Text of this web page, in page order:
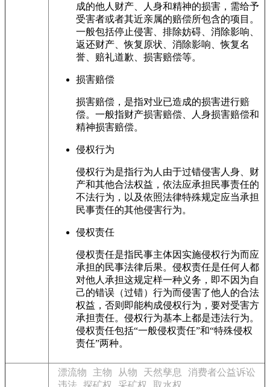
成的他人财产、人身和精神的损害，需给予
受害者或者其近亲属的赔偿所包含的项目。
一般包括停止侵害、排除妨碍、消除影响、
返还财产、恢复原状、消除影响、恢复名
誉、赔礼道歉、损害赔偿等。
损害赔偿
损害赔偿，是指对业已造成的损害进行赔
偿。一般指财产损害赔偿、人身损害赔偿和
精神损害赔偿。
侵权行为
侵权行为是指行为人由于过错侵害人身、财
产和其他合法权益，依法应承担民事责任的
不法行为，以及依照法律特殊规定应当承担
民事责任的其他侵害行为。
侵权责任
侵权责任是指民事主体因实施侵权行为而应
承担的民事法律后果。侵权责任是任何人都
对他人承担这规定样一种义务，即不因为自
己的错误（过错）行为而侵害了他人的合法
权益，否则即能构成侵权行为，要对受害方
承担责任。侵权行为基本上都是违法行为。
侵权责任包括“一般侵权责任”和“特殊侵权
责任”两种。
漂流物 主物 从物 天然孳息
消费者公益诉讼
违法 探矿权 采矿权
取水权